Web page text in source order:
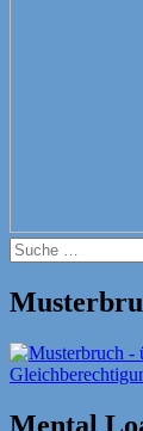
Suche
nach:
Mental